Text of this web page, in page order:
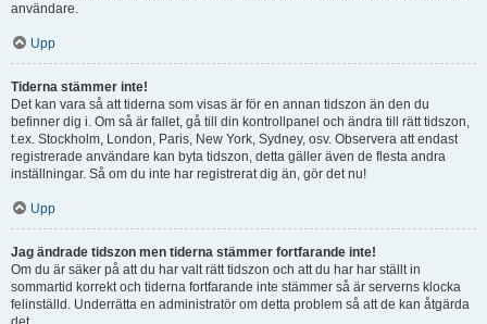
användare.
Upp
Tiderna stämmer inte!
Det kan vara så att tiderna som visas är för en annan tidszon än den du
befinner dig i. Om så är fallet, gå till din kontrollpanel och ändra till rätt tidszon,
t.ex. Stockholm, London, Paris, New York, Sydney, osv. Observera att endast
registrerade användare kan byta tidszon, detta gäller även de flesta andra
inställningar. Så om du inte har registrerat dig än, gör det nu!
Upp
Jag ändrade tidszon men tiderna stämmer fortfarande inte!
Om du är säker på att du har valt rätt tidszon och att du har har ställt in
sommartid korrekt och tiderna fortfarande inte stämmer så är serverns klocka
felinställd. Underrätta en administratör om detta problem så att de kan åtgärda